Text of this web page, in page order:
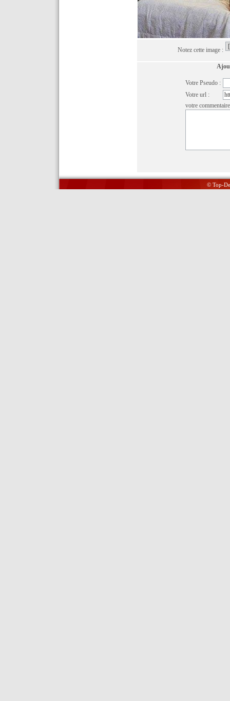
Notez cette image :
Votre Pseudo :
Votre url :
votre
© Top-